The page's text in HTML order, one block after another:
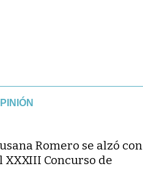
Romero se alzó con
XXXIII Concurso de